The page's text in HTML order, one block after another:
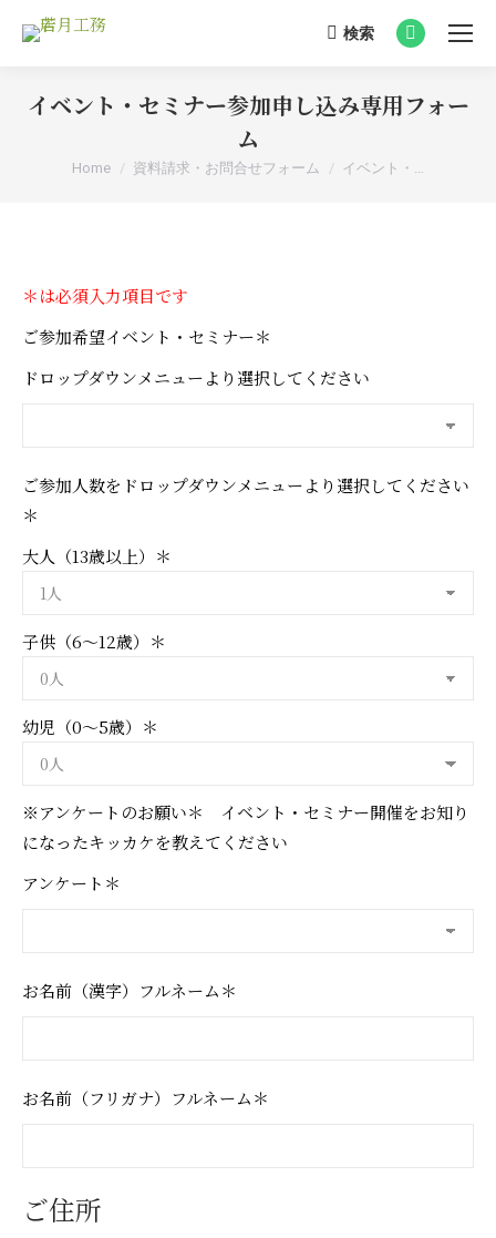
Search:
検索
Facebook
opens
イベント・セミナー参加申し込み専用フォー
ム
You are here:
Home 資料請求・お問合せフォーム イベント・…
＊は必須入力項目です
ご参加希望イベント・セミナー＊
ドロップダウンメニューより選択してください
ご参加人数をドロップダウンメニューより選択してください
＊
大人（13歳以上）＊
子供（6～12歳）＊
幼児（0～5歳）＊
※アンケートのお願い＊ イベント・セミナー開催をお知り
になったキッカケを教えてください
アンケート＊
お名前（漢字）フルネーム＊
お名前（フリガナ）フルネーム＊
ご住所